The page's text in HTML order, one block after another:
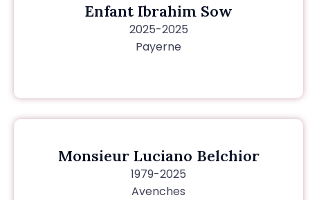
Enfant Ibrahim Sow
2025-2025
Payerne
Monsieur Luciano Belchior
1979-2025
Avenches